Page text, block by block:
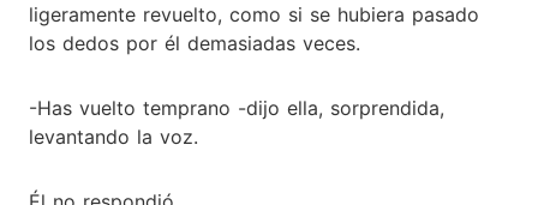
ligeramente revuelto, como si se hubiera pasado
los dedos por él demasiadas veces.
-Has vuelto temprano -dijo ella, sorprendida,
levantando la voz.